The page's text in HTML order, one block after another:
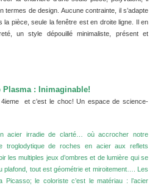
de design. Aucune contrainte, il s’adapte
pièce, seule la fenêtre est en droite ligne. Il en
un style dépouillé minimaliste, présent et
Plasma : Inimaginable!
4ieme et c’est le choc! Un espace de science-
acier irradie de clarté… où accrocher notre
troglodytique de roches en acier aux reflets
les multiples jeux d’ombres et de lumière qui se
plafond, tout est géométrie et miroitement…. Les
Picasso; le coloriste c’est le matériau : l’acier